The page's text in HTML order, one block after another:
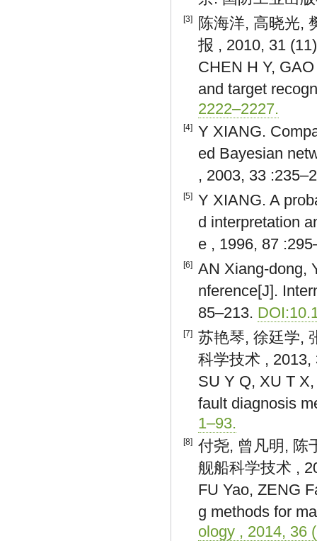
[3]
陈海洋, 高晓光,
报 , 2010, 31
CHEN H Y,
and target
2222–2227.
[4]
Y XIANG.
ed Bayesian
, 2003, 33
[5]
Y XIANG. A
d interpretation
e , 1996, 87
[6]
AN Xiang-dong,
nference[J].
85–213.
[7]
苏艳琴, 徐廷学,
科学技术 , 2013,
SU Y Q, XU T
fault diagnosis
1–93.
[8]
付尧, 曾凡明, 陈
舰船科学技术 ,
FU Yao, ZENG
g methods for
ology , 2014, 36